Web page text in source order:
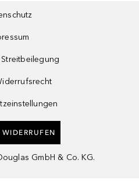
GmbH & Co. KG.